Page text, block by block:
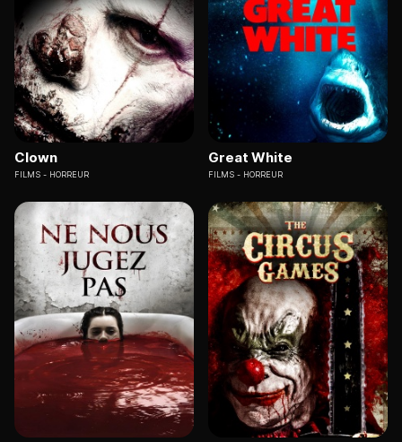
Clown
FILMS HORREUR
Great White
FILMS HORREUR